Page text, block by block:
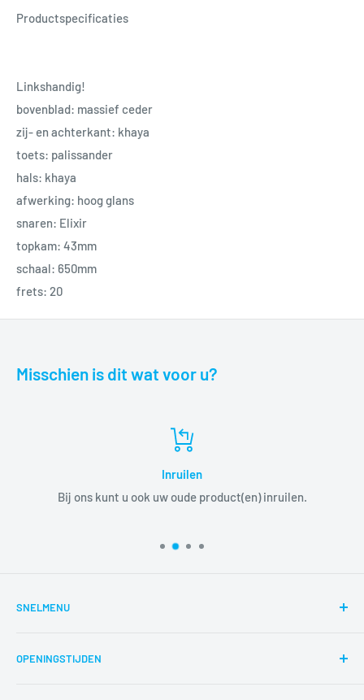
Productspecificaties
Linkshandig!
bovenblad: massief ceder
zij- en achterkant: khaya
toets: palissander
hals: khaya
afwerking: hoog glans
snaren: Elixir
topkam: 43mm
schaal: 650mm
frets: 20
Misschien is dit wat voor u?
Inruilen
Bij ons kunt u ook uw oude product(en) inruilen.
SNELMENU
Reparaties
OPENINGSTIJDEN